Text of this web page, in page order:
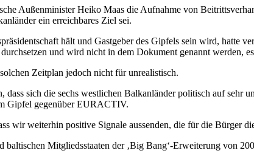
Außenminister Heiko Maas die Aufnahme von
ein erreichbares Ziel sei.
hält und Gastgeber des Gipfels sein wird, hatte
und wird nicht in dem Dokument genannt werden,
Zeitplan jedoch nicht für unrealistisch.
dass sich die sechs westlichen Balkanländer politisch auf sehr
Gipfel gegenüber EURACTIV.
wir weiterhin positive Signale aussenden, die für die Bürger
baltischen Mitgliedsstaaten der ‚Big Bang‘-Erweiterung von